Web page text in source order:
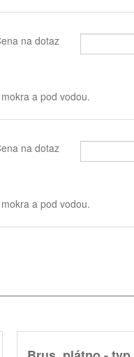
na dotaz
a pod vodou.
na dotaz
a pod vodou.